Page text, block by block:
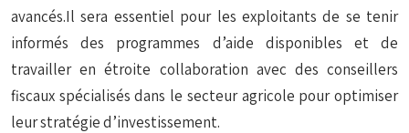
avancés.Il sera essentiel pour les exploitants de se tenir
informés des programmes d’aide disponibles et de
travailler en étroite collaboration avec des conseillers
fiscaux spécialisés dans le secteur agricole pour optimiser
leur stratégie d’investissement.